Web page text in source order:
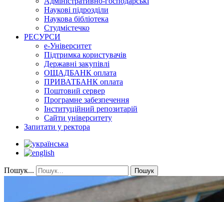
Наукові підрозділи
Наукова бібліотека
Студмістечко
РЕСУРСИ
е-Університет
Підтримка користувачів
Державні закупівлі
ОЩАДБАНК оплата
ПРИВАТБАНК оплата
Поштовий сервер
Програмне забезпечення
Інституційний репозитарій
Сайти університету
Запитати у ректора
Пошук... Пошук